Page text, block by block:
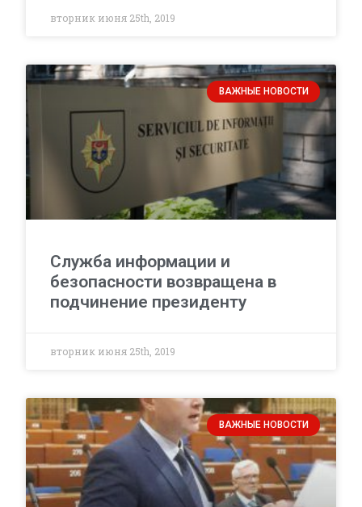
вторник июня 25th, 2019
ВАЖНЫЕ НОВОСТИ
Служба информации и
безопасности возвращена в
подчинение президенту
вторник июня 25th, 2019
ВАЖНЫЕ НОВОСТИ